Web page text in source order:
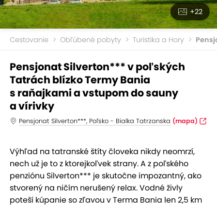
+22
Cestovanie Obľúbené pobyty Turistika a Hory
Pensjonat Silverton*** v poľských
Tatrách blízko Termy Bania
s raňajkami a vstupom do sauny
a vírivky
Pensjonat Silverton***, Poľsko - Bialka Tatrzanska (mapa)
Výhľad na tatranské štíty človeka nikdy neomrzí,
nech už je to z ktorejkoľvek strany. A z poľského
penziónu Silverton*** je skutočne impozantný, ako
stvorený na ničím nerušený relax. Vodné živly
poteší kúpanie so zľavou v Terma Bania len 2,5 km